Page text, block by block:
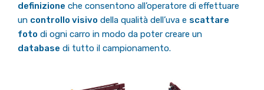
definizione che consentono all’operatore di effettuare
un controllo visivo della qualità dell’uva e scattare
foto di ogni carro in modo da poter creare un
database di tutto il campionamento.